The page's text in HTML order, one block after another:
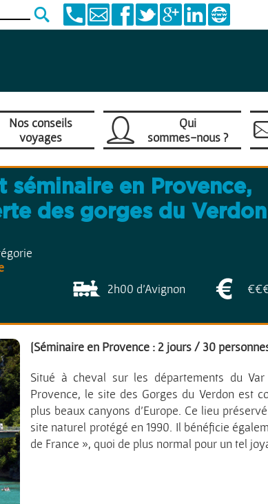
Nos conseils
voyages
Qui
sommes-nous ?
séminaire en Provence,
des gorges du Verdon
2h00 d'Avignon
[Séminaire en Provence : 2 jours / 30
Situé à cheval sur les départements du
Provence, le site des Gorges du Verdon est
plus beaux canyons d’Europe. Ce lieu
site naturel protégé en 1990. Il bénéficie
de France », quoi de plus normal pour un tel